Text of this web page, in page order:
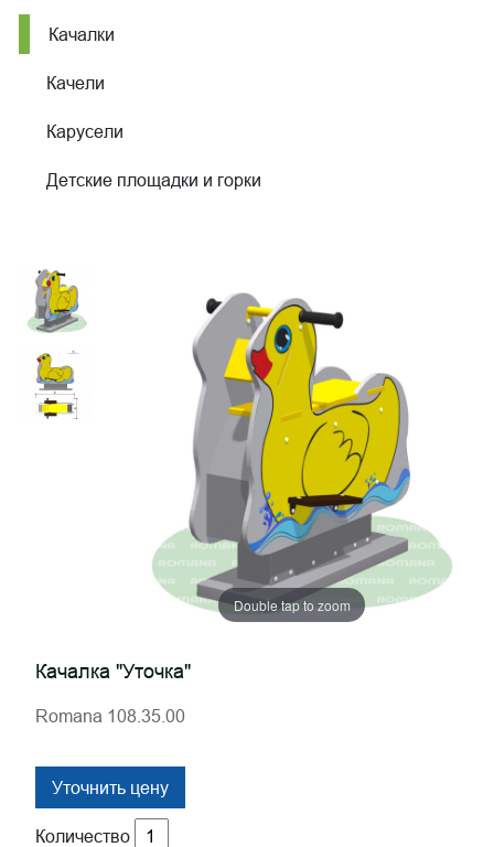
Качалки
Качели
Карусели
Детские площадки и горки
Double tap to zoom
Качалка "Уточка"
Romana 108.35.00
Уточнить цену
Количество